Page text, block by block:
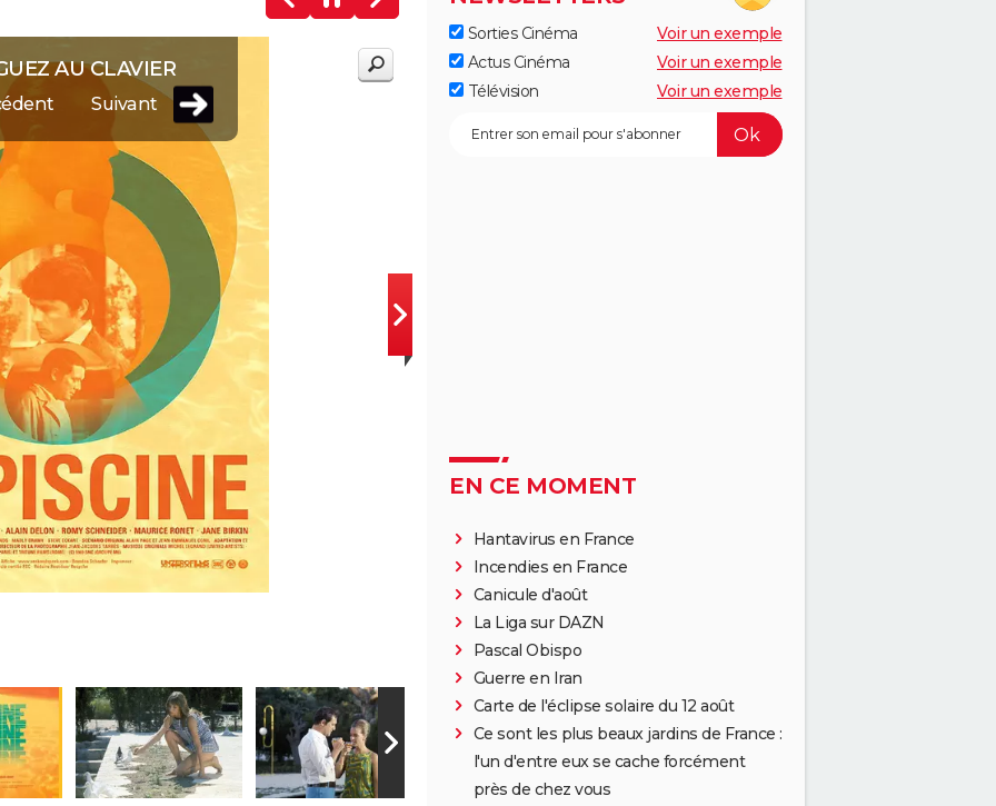
AU CLAVIER
Suivant
Sorties Cinéma
Voir un exemple
Actus Cinéma
Voir un exemple
Télévision
Voir un exemple
EN CE MOMENT
Hantavirus en France
Incendies en France
Canicule d'août
La Liga sur DAZN
Pascal Obispo
Guerre en Iran
Carte de l'éclipse solaire du 12 août
Ce sont les plus beaux jardins de France :
l'un d'entre eux se cache forcément
près de chez vous